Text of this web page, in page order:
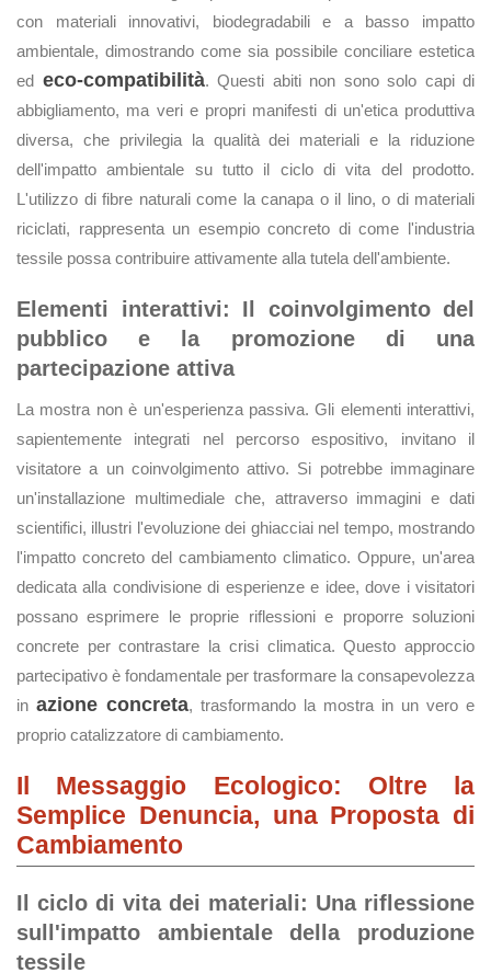
con materiali innovativi, biodegradabili e a basso impatto
ambientale, dimostrando come sia possibile conciliare estetica
ed eco-compatibilità. Questi abiti non sono solo capi di
abbigliamento, ma veri e propri manifesti di un'etica produttiva
diversa, che privilegia la qualità dei materiali e la riduzione
dell'impatto ambientale su tutto il ciclo di vita del prodotto.
L'utilizzo di fibre naturali come la canapa o il lino, o di materiali
riciclati, rappresenta un esempio concreto di come l'industria
tessile possa contribuire attivamente alla tutela dell'ambiente.
Elementi interattivi: Il coinvolgimento del
pubblico e la promozione di una
partecipazione attiva
La mostra non è un'esperienza passiva. Gli elementi interattivi,
sapientemente integrati nel percorso espositivo, invitano il
visitatore a un coinvolgimento attivo. Si potrebbe immaginare
un'installazione multimediale che, attraverso immagini e dati
scientifici, illustri l'evoluzione dei ghiacciai nel tempo, mostrando
l'impatto concreto del cambiamento climatico. Oppure, un'area
dedicata alla condivisione di esperienze e idee, dove i visitatori
possano esprimere le proprie riflessioni e proporre soluzioni
concrete per contrastare la crisi climatica. Questo approccio
partecipativo è fondamentale per trasformare la consapevolezza
in azione concreta, trasformando la mostra in un vero e
proprio catalizzatore di cambiamento.
Il Messaggio Ecologico: Oltre la
Semplice Denuncia, una Proposta di
Cambiamento
Il ciclo di vita dei materiali: Una riflessione
sull'impatto ambientale della produzione
tessile